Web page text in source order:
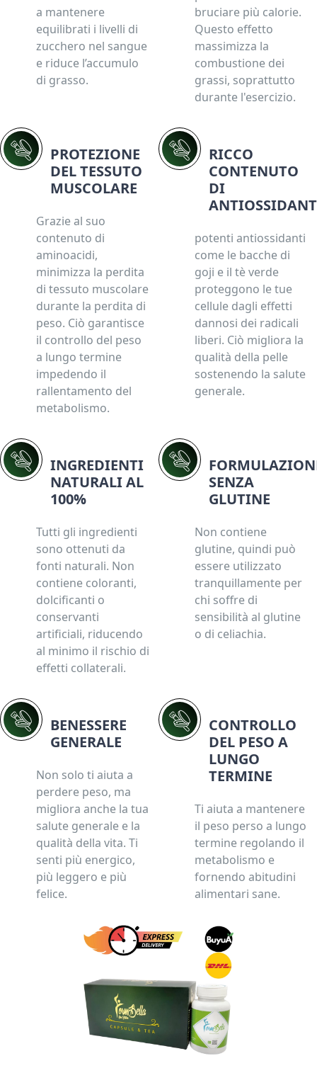
a mantenere
equilibrati i livelli di
zucchero nel sangue
e riduce l’accumulo
di grasso.
bruciare più calorie.
Questo effetto
massimizza la
combustione dei
grassi, soprattutto
durante l'esercizio.
PROTEZIONE
DEL TESSUTO
MUSCOLARE
Grazie al suo
contenuto di
aminoacidi,
minimizza la perdita
di tessuto muscolare
durante la perdita di
peso. Ciò garantisce
il controllo del peso
a lungo termine
impedendo il
rallentamento del
metabolismo.
RICCO
CONTENUTO
DI
potenti antiossidanti
come le bacche di
goji e il tè verde
proteggono le tue
cellule dagli effetti
dannosi dei radicali
liberi. Ciò migliora la
qualità della pelle
sostenendo la salute
generale.
INGREDIENTI
NATURALI AL
100%
Tutti gli ingredienti
sono ottenuti da
fonti naturali. Non
contiene coloranti,
dolcificanti o
conservanti
artificiali, riducendo
al minimo il rischio di
effetti collaterali.
SENZA
GLUTINE
Non contiene
glutine, quindi può
essere utilizzato
tranquillamente per
chi soffre di
sensibilità al glutine
o di celiachia.
BENESSERE
GENERALE
Non solo ti aiuta a
perdere peso, ma
migliora anche la tua
salute generale e la
qualità della vita. Ti
senti più energico,
più leggero e più
felice.
CONTROLLO
DEL PESO A
LUNGO
TERMINE
Ti aiuta a mantenere
il peso perso a lungo
termine regolando il
metabolismo e
fornendo abitudini
alimentari sane.